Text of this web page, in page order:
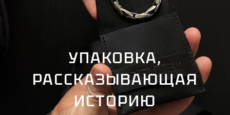
УПАКОВКА,
РАССКАЗЫВАЮЩАЯ
ИСТОРИЮ